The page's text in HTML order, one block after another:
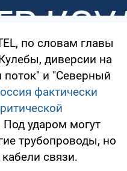
по словам главы
диверсии на
поток" и "Северный
фактически
Под ударом могут
трубопроводы, но
связи.